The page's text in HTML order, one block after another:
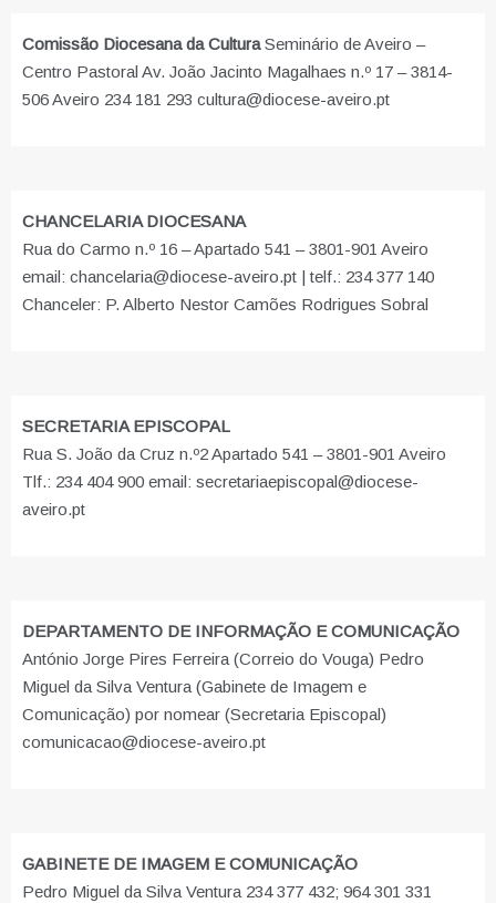
Comissão Diocesana da CulturaSeminário de Aveiro –
Centro Pastoral Av. João Jacinto Magalhaes n.º 17 – 3814-
506 Aveiro 234 181 293 cultura@diocese-aveiro.pt
CHANCELARIA DIOCESANA
Rua do Carmo n.º 16 – Apartado 541 – 3801-901 Aveiro
email: chancelaria@diocese-aveiro.pt | telf.: 234 377 140
Chanceler: P. Alberto Nestor Camões Rodrigues Sobral
SECRETARIA EPISCOPAL
Rua S. João da Cruz n.º2 Apartado 541 – 3801-901 Aveiro
Tlf.: 234 404 900 email: secretariaepiscopal@diocese-
aveiro.pt
DEPARTAMENTO DE INFORMAÇÃO E COMUNICAÇÃO
António Jorge Pires Ferreira (Correio do Vouga) Pedro
Miguel da Silva Ventura (Gabinete de Imagem e
Comunicação) por nomear (Secretaria Episcopal)
comunicacao@diocese-aveiro.pt
GABINETE DE IMAGEM E COMUNICAÇÃO
Pedro Miguel da Silva Ventura 234 377 432; 964 301 331